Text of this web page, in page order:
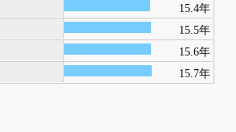
15.4年
15.5年
15.6年
15.7年